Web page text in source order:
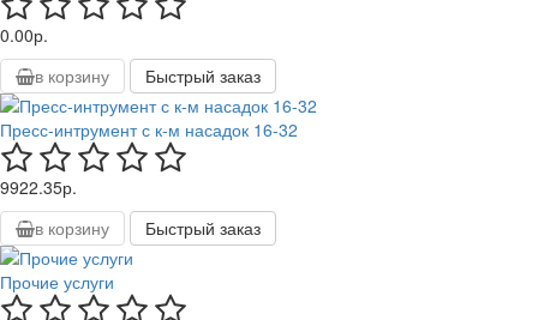
0.00р.
в корзину
Быстрый заказ
Пресс-интрумент с к-м насадок 16-32
9922.35р.
в корзину
Быстрый заказ
Прочие услуги